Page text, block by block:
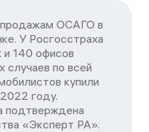
ОСАГО в
У Росгосстраха
140 офисов
случаев по всей
купили
году.
подтверждена
«Эксперт РА».